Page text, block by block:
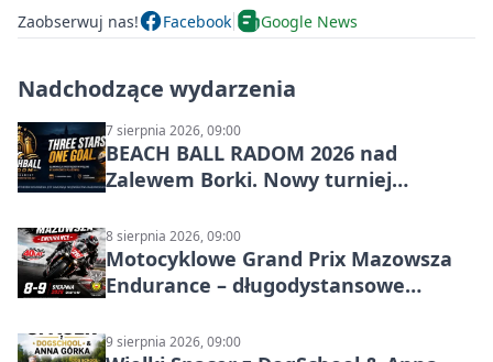
Zaobserwuj nas! Facebook Google News
Nadchodzące wydarzenia
7 sierpnia 2026, 09:00
BEACH BALL RADOM 2026 nad
Zalewem Borki. Nowy turniej
8 sierpnia 2026, 09:00
Motocyklowe Grand Prix Mazowsza
Endurance – długodystansowe
9 sierpnia 2026, 09:00